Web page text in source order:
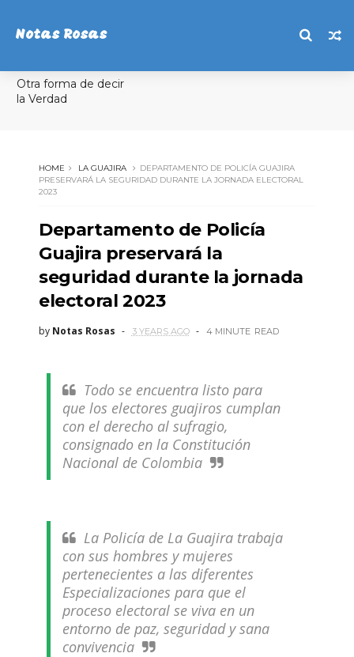
Notas Rosas
Otra forma de decir
la Verdad
HOME LA GUAJIRA
DEPARTAMENTO DE POLICÍA GUAJIRA
PRESERVARÁ LA SEGURIDAD DURANTE LA JORNADA ELECTORAL
2023
Departamento de Policía
Guajira preservará la
seguridad durante la jornada
electoral 2023
by Notas Rosas 3 YEARS AGO 4 MINUTE READ
Todo se encuentra listo para
que los electores guajiros cumplan
con el derecho al sufragio,
consignado en la Constitución
Nacional de Colombia
La Policía de La Guajira trabaja
con sus hombres y mujeres
pertenecientes a las diferentes
Especializaciones para que el
proceso electoral se viva en un
entorno de paz, seguridad y sana
convivencia